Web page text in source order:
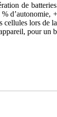
de
d’autonomie,
lors de
pour un